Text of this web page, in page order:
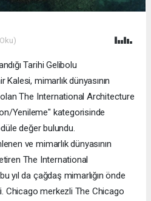
Tarihi Gelibolu
Kalesi, mimarlık dünyasının
The International Architecture
Yenileme" kategorisinde
değer bulundu.
ve mimarlık dünyasının
The International
yıl da çağdaş mimarlığın önde
Chicago merkezli The Chicago